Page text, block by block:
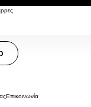
Επικοινωνία